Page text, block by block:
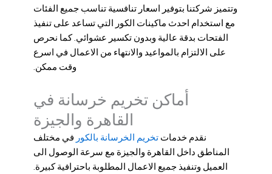
وتتميز شركتنا بتوفير اسعار تنافسية تناسب جميع الفئات
مع استخدام احدث ماكينات الكور التي تساعد على تنفيذ
الفتحات بدقة عالية وبدون تكسير عشوائي. كما نحرص
على الالتزام بالمواعيد والانتهاء من الاعمال في اسرع
وقت ممكن.
أماكن تخريم خرسانة في
القاهرة والجيزة
نقدم خدماتتخريم الخرسانة بالكورفي مختلف
المناطق داخل القاهرة والجيزة مع سرعة الوصول الى
العميل وتنفيذ جميع الاعمال المطلوبة باحترافية كبيرة.